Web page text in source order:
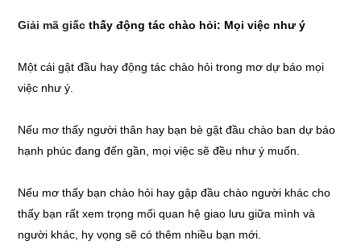
Giải mã giấcthấy động tác chào hỏi: Mọi việc như ý
Một cái gật đầu hay động tác chào hỏi trong mơ dự báo mọi
việc như ý.
Nếu mơ thấy người thân hay bạn bè gật đầu chào ban dự báo
hạnh phúc đang đến gần, mọi việc sẽ đều như ý muốn.
Nếu mơ thấy bạn chào hỏi hay gập đầu chào người khác cho
thấy bạn rất xem trọng mối quan hệ giao lưu giữa mình và
người khác, hy vọng sẽ có thêm nhiều bạn mới.